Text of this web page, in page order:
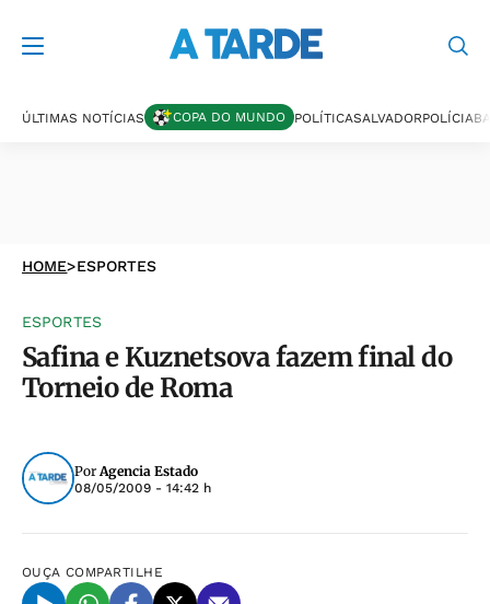
ÚLTIMAS NOTÍCIAS COPA DO MUNDO POLÍTICASALVADORPOLÍCIA
HOME>ESPORTES
ESPORTES
Safina e Kuznetsova fazem final do
Torneio de Roma
PorAgencia Estado
08/05/2009 - 14:42 h
OUÇA COMPARTILHE